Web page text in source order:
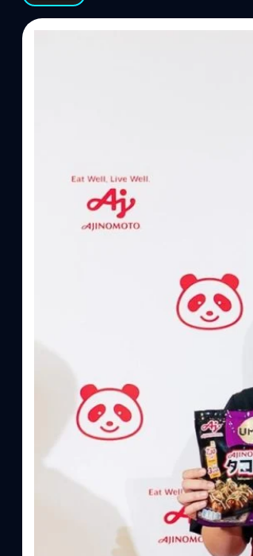
บริษัท อายิโนะโมะโต๊ะ (ประเทศไทย) จำกัด จั
แนวคิดการดำเนินธุรกิจและการพัฒนาผลิต
ผู้บริโภค ท่ามกลางการเติบโตของตลาด
บาท หรือคิดเป็นสัดส่วนราว 8% ของผลิตภัณฑ์
ความรู้หลักรูปแบบผลิตภัณฑ์ / โซลูชันกลุ่มเป้า
ประโยชน์จากกรดอะมิโน)aminoVITAL,